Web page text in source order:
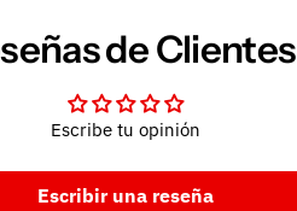
de Clientes
Escribe tu opinión
Escribir una reseña